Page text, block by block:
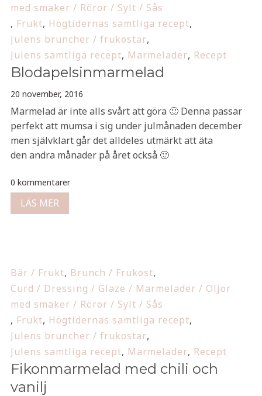
med smaker / Röror / Sylt / Sås
, Frukt, Högtidernas samtliga recept,
Julens bruncher / frukostar,
Julens samtliga recept, Marmelader, Recept
Blodapelsinmarmelad
20 november, 2016
Marmelad är inte alls svårt att göra 🙂 Denna passar
perfekt att mumsa i sig under julmånaden december
men självklart går det alldeles utmärkt att äta
den andra månader på året också 🙂
0 kommentarer
LÄS MER
Bär / Frukt, Brunch / Frukost,
Curd / Dressing / Glaze / Marmelader / Oljor
med smaker / Röror / Sylt / Sås
, Frukt, Högtidernas samtliga recept,
Julens bruncher / frukostar,
Julens samtliga recept, Marmelader, Recept
Fikonmarmelad med chili och
vanilj